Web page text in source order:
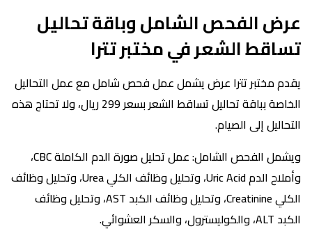
عرض الفحص الشامل وباقة تحاليل
تساقط الشعر في مختبر تترا
يقدم مختبر تترا عرض يشمل عمل فحص شامل مع عمل التحاليل
الخاصة بباقة تحاليل تساقط الشعر بسعر 299 ريال، ولا تحتاج هذه
التحاليل إلى الصيام.
ويشمل الفحص الشامل: عمل تحليل صورة الدم الكاملة CBC،
وأملاح الدم Uric Acid، وتحليل وظائف الكلي Urea، وتحليل وظائف
الكلي Creatinine، وتحليل وظائف الكبد AST، وتحليل وظائف
الكبد ALT، والكوليسترول، والسكر العشوائي.